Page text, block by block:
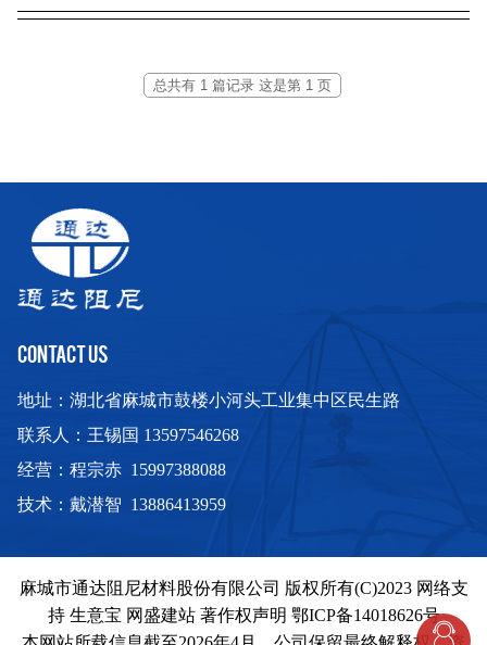
庞阻尼滑轨，抽屉安装经常用到的带阻尼器的抽屉滑轨，
轨里面的一种，是指在提供一种利用液体的缓冲性能，缓
冲效果理想的一种消声缓冲的效果。一般有很多种类，比
上一页123下一页 在本页显示剩余内容 相关阅读： 【图
文】工具发烧友的福利大派送 这款锐奇电钻都说很实用 北
京雾霾浓度将达峰值 网友喊话出门一定要带口罩 雾霾污染
指数连续爆表 你需要行走的“空气净化器” 北京雾霾又双??
来了？！不奇怪、防霾口罩拿去使 【视频评测】家装发烧
友必备切割神器――威克士迷你电圆锯 【图文评测】性能
强劲博世手电钻 您需要的家装好帮手
总共有 1 篇记录 这是第 1 页
CONTACT US
地址：湖北省麻城市鼓楼小河头工业集中区民生路
联系人：王锡国 13597546268
经营：程宗赤 15997388088
技术：戴潜智 13886413959
麻城市通达阻尼材料股份有限公司 版权所有(C)2023 网络支
持 生意宝 网盛建站 著作权声明 鄂ICP备14018626号